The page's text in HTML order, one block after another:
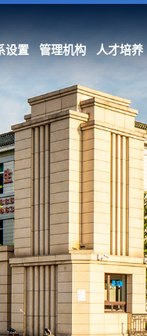
设置 管理机构 人才培养